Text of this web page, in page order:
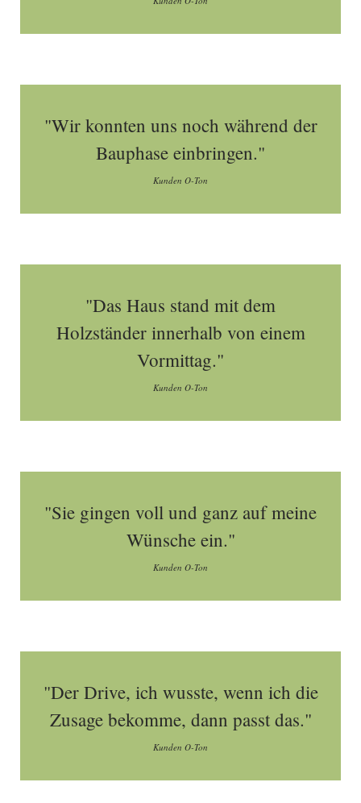
"Wir konnten uns noch während der
Bauphase einbringen."
Kunden O-Ton
"Das Haus stand mit dem
Holzständer innerhalb von einem
Vormittag."
Kunden O-Ton
"Sie gingen voll und ganz auf meine
Wünsche ein."
Kunden O-Ton
"Der Drive, ich wusste, wenn ich die
Zusage bekomme, dann passt das."
Kunden O-Ton